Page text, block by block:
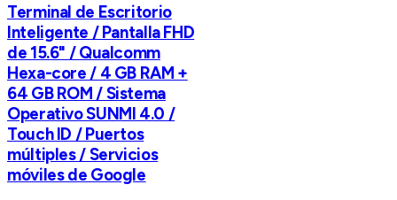
Terminal de Escritorio
Inteligente / Pantalla FHD
de 15.6" / Qualcomm
Hexa-core / 4 GB RAM +
64 GB ROM / Sistema
Operativo SUNMI 4.0 /
Touch ID / Puertos
múltiples / Servicios
móviles de Google